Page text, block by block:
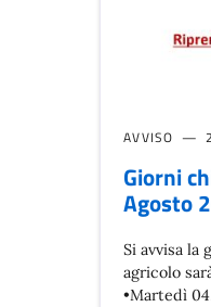
AVVISO
Giorni
Agosto
Si avvisa la
agricolo
•Martedì